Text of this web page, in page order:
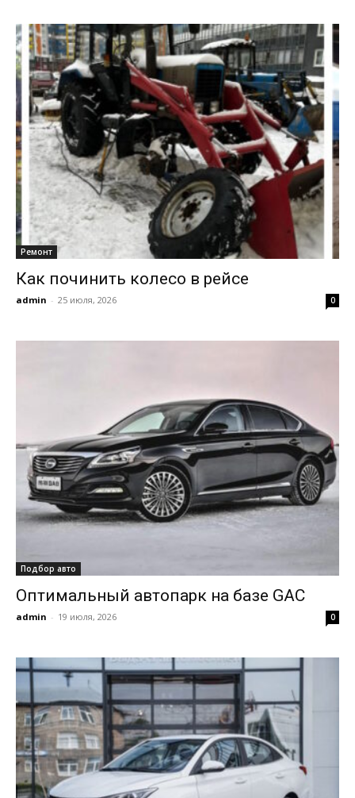
Ремонт
Как починить колесо в рейсе
admin - 25 июля, 2026 0
Подбор авто
Оптимальный автопарк на базе GAC
admin - 19 июля, 2026 0